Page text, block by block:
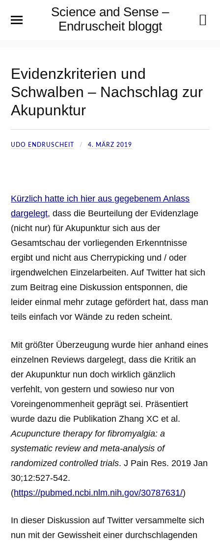
Science and Sense –
Endruscheit bloggt
Evidenzkriterien und
Schwalben – Nachschlag zur
Akupunktur
UDO ENDRUSCHEIT 4. MÄRZ 2019
Kürzlich hatte ich hier aus gegebenem Anlass
dargelegt, dass die Beurteilung der Evidenzlage
(nicht nur) für Akupunktur sich aus der
Gesamtschau der vorliegenden Erkenntnisse
ergibt und nicht aus Cherrypicking und / oder
irgendwelchen Einzelarbeiten. Auf Twitter hat sich
zum Beitrag eine Diskussion entsponnen, die
leider einmal mehr zutage gefördert hat, dass man
teils einfach vor Wände zu reden scheint.
Mit größter Überzeugung wurde hier anhand eines
einzelnen Reviews dargelegt, dass die Kritik an
der Akupunktur nun doch wirklich gänzlich
verfehlt, von gestern und sowieso nur von
Voreingenommenheit geprägt sei. Präsentiert
wurde dazu die Publikation Zhang XC et al.
Acupuncture therapy for fibromyalgia: a
systematic review and meta-analysis of
randomized controlled trials. J Pain Res. 2019 Jan
30;12:527-542.
(https://pubmed.ncbi.nlm.nih.gov/30787631/)
In dieser Diskussion auf Twitter versammelte sich
nun mit der Gewissheit einer durchschlagenden